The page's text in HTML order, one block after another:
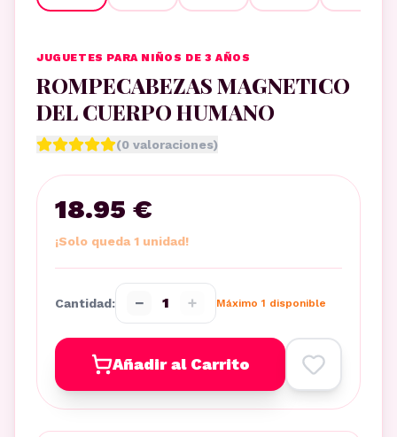
JUGUETES PARA NIÑOS DE 3 AÑOS
ROMPECABEZAS MAGNETICO
DEL CUERPO HUMANO
(0 valoraciones)
18.95 €
¡Solo queda 1 unidad!
Cantidad: − 1 + Máximo 1 disponible
Añadir al Carrito